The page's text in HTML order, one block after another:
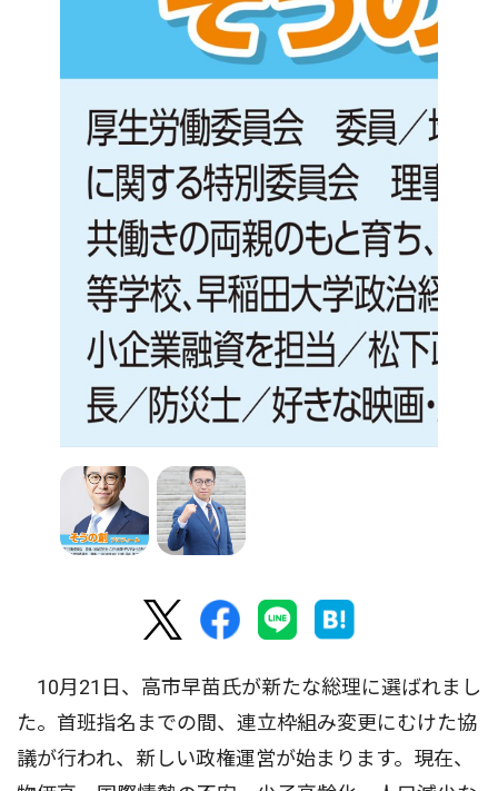
10月21日、高市早苗氏が新たな総理に選ばれまし
た。首班指名までの間、連立枠組み変更にむけた協
議が行われ、新しい政権運営が始まります。現在、